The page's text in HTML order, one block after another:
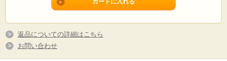
返品についての詳細はこちら
お問い合わせ